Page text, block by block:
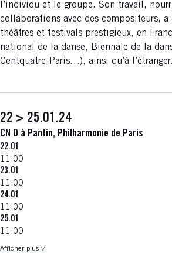
l’individu et le groupe. Son travail,
collaborations avec des compositeurs, a
théâtres et festivals prestigieux, en
national de la danse, Biennale de la
Centquatre-Paris…), ainsi qu’à l’étranger.
22 > 25.01.24
CN D à Pantin, Philharmonie de Paris
22.01
11:00
23.01
11:00
24.01
11:00
25.01
11:00
Afficher plus